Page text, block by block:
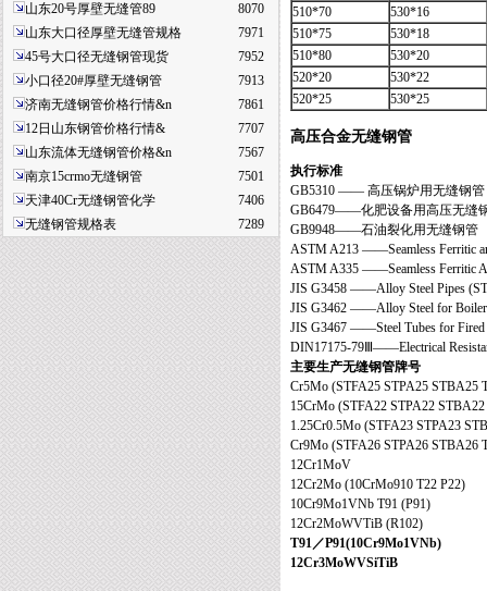
山东20号厚壁无缝管89
8070
山东大口径厚壁无缝管规格
7971
45号大口径无缝钢管现货
7952
小口径20#厚壁无缝钢管
7913
济南无缝钢管价格行情&n
7861
12日山东钢管价格行情&
7707
山东流体无缝钢管价格&n
7567
南京15crmo无缝钢管
7501
天津40Cr无缝钢管化学
7406
无缝钢管规格表
7289
510*70
530*16
510*75
530*18
510*80
530*20
520*20
530*22
520*25
530*25
高压合金无缝钢管
执行标准
GB5310 —— 高压锅炉用无缝钢管
GB6479——化肥设备用高压无缝
GB9948——石油裂化用无缝钢管
ASTM A213 ——Seamless Ferritic
ASTM A335 ——Seamless Ferritic
JIS G3458 ——Alloy Steel Pipes
JIS G3462 ——Alloy Steel for Boiler
JIS G3467 ——Steel Tubes for Fired
DIN17175-79Ⅲ——Electrical
主要生产无缝钢管牌号
Cr5Mo (STFA25 STPA25 STBA25
15CrMo (STFA22 STPA22 STBA22
1.25Cr0.5Mo (STFA23 STPA23
Cr9Mo (STFA26 STPA26 STBA26
12Cr1MoV
12Cr2Mo (10CrMo910 T22 P22)
10Cr9Mo1VNb T91 (P91)
12Cr2MoWVTiB (R102)
T91／P91(10Cr9Mo1VNb)
12Cr3MoWVSiTiB